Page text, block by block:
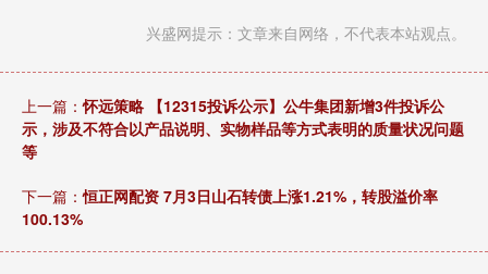
兴盛网提示：文章来自网络，不代表本站观点。
上一篇：怀远策略 【12315投诉公示】公牛集团新增3件投诉公
示，涉及不符合以产品说明、实物样品等方式表明的质量状况问题
等
下一篇：恒正网配资 7月3日山石转债上涨1.21%，转股溢价率
100.13%